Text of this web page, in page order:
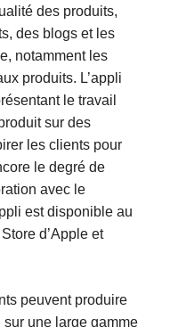
des produits,
des blogs et les
notamment les
produits. L’appli
le travail
sur des
les clients pour
le degré de
avec le
est disponible au
d’Apple et
peuvent produire
sur une large gamme